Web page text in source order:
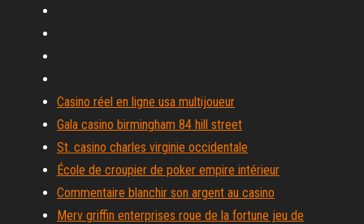
Casino réel en ligne usa multijoueur
Gala casino birmingham 84 hill street
St. casino charles virginie occidentale
École de croupier de poker empire intérieur
Commentaire blanchir son argent au casino
Merv griffin enterprises roue de la fortune jeu de